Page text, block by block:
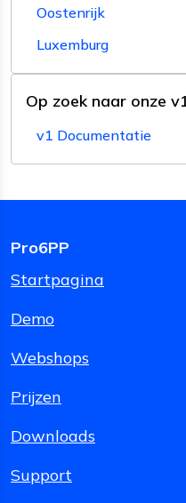
Oostenrijk
Luxemburg
Op zoek naar onze
v1 Documentatie
Pro6PP
Startpagina
Demo
Webshops
Prijzen
Downloads
Support